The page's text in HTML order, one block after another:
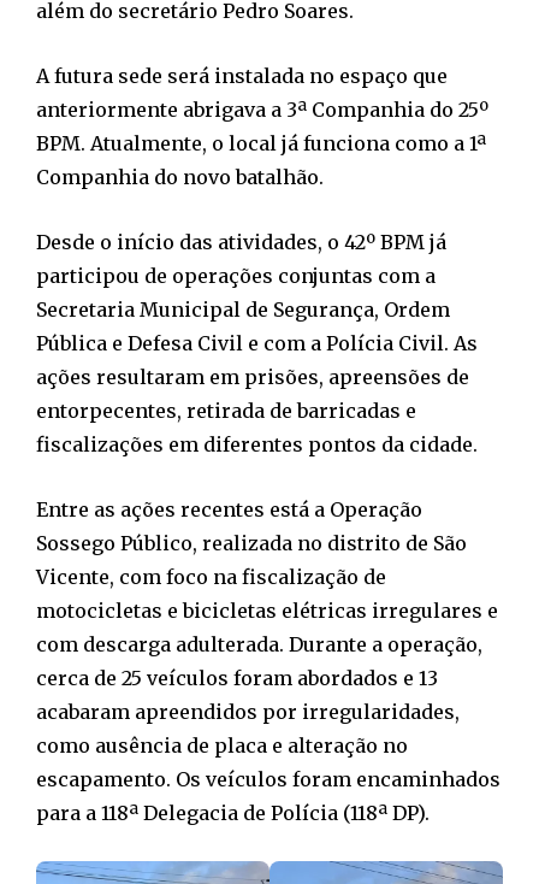
além do secretário Pedro Soares.
A futura sede será instalada no espaço que
anteriormente abrigava a 3ª Companhia do 25º
BPM. Atualmente, o local já funciona como a 1ª
Companhia do novo batalhão.
Desde o início das atividades, o 42º BPM já
participou de operações conjuntas com a
Secretaria Municipal de Segurança, Ordem
Pública e Defesa Civil e com a Polícia Civil. As
ações resultaram em prisões, apreensões de
entorpecentes, retirada de barricadas e
fiscalizações em diferentes pontos da cidade.
Entre as ações recentes está a Operação
Sossego Público, realizada no distrito de São
Vicente, com foco na fiscalização de
motocicletas e bicicletas elétricas irregulares e
com descarga adulterada. Durante a operação,
cerca de 25 veículos foram abordados e 13
acabaram apreendidos por irregularidades,
como ausência de placa e alteração no
escapamento. Os veículos foram encaminhados
para a 118ª Delegacia de Polícia (118ª DP).